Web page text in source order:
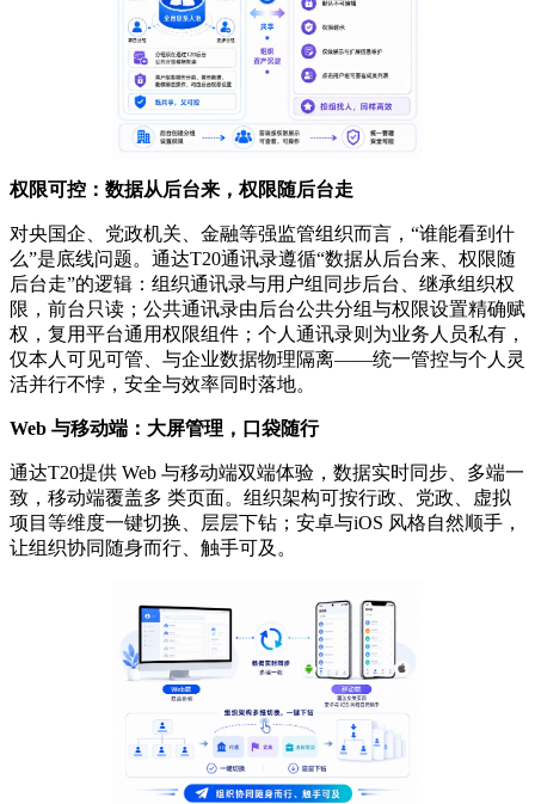
权限可控：数据从后台来，权限随后台走
对央国企、党政机关、金融等强监管组织而言，“谁能看到什
么”是底线问题。通达T20通讯录遵循“数据从后台来、权限随
后台走”的逻辑：组织通讯录与用户组同步后台、继承组织权
限，前台只读；公共通讯录由后台公共分组与权限设置精确赋
权，复用平台通用权限组件；个人通讯录则为业务人员私有，
仅本人可见可管、与企业数据物理隔离——统一管控与个人灵
活并行不悖，安全与效率同时落地。
Web 与移动端：大屏管理，口袋随行
通达T20提供 Web 与移动端双端体验，数据实时同步、多端一
致，移动端覆盖多 类页面。组织架构可按行政、党政、虚拟
项目等维度一键切换、层层下钻；安卓与iOS 风格自然顺手，
让组织协同随身而行、触手可及。